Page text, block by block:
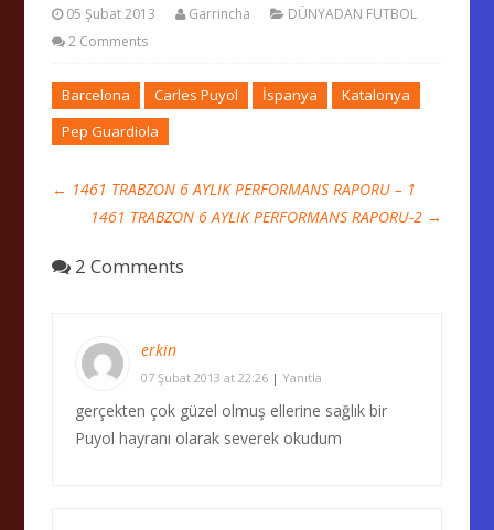
05 Şubat 2013 Garrincha
DÜNYADAN FUTBOL
2 Comments
Barcelona Carles Puyol İspanya
Katalonya
Pep Guardiola
← 1461 TRABZON 6 AYLIK PERFORMANS RAPORU – 1
1461 TRABZON 6 AYLIK PERFORMANS RAPORU-2 →
2 Comments
erkin
07 Şubat 2013 at 22:26 |Yanıtla
gerçekten çok güzel olmuş ellerine sağlık bir
Puyol hayranı olarak severek okudum